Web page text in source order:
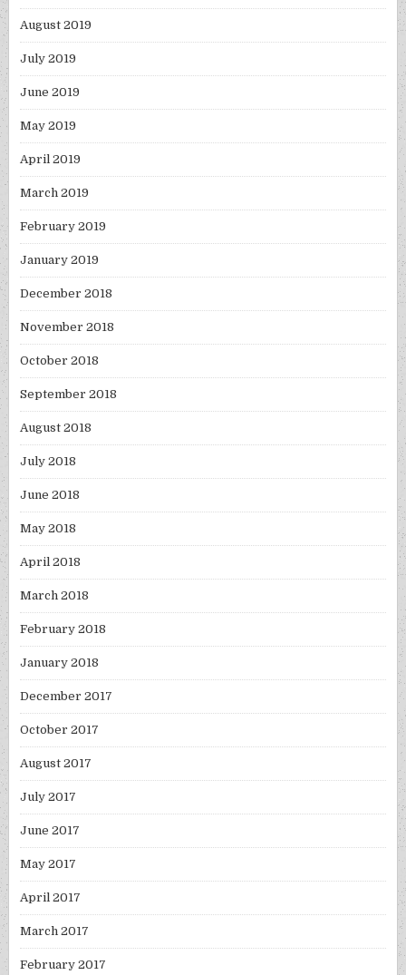
August 2019
July 2019
June 2019
May 2019
April 2019
March 2019
February 2019
January 2019
December 2018
November 2018
October 2018
September 2018
August 2018
July 2018
June 2018
May 2018
April 2018
March 2018
February 2018
January 2018
December 2017
October 2017
August 2017
July 2017
June 2017
May 2017
April 2017
March 2017
February 2017